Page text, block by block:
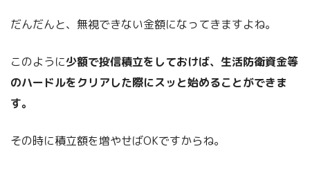
だんだんと、無視できない金額になってきますよね。
このように少額で投信積立をしておけば、生活防衛資金等
のハードルをクリアした際にスッと始めることができま
す。
その時に積立額を増やせばOKですからね。